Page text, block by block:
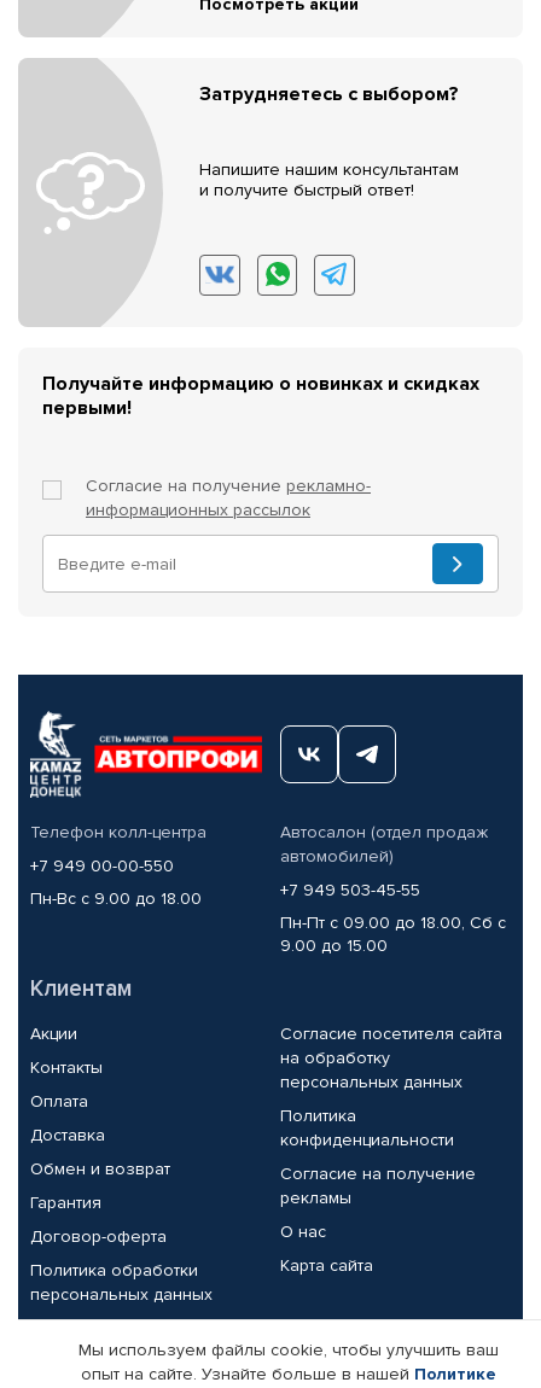
Затрудняетесь с выбором?
Напишите нашим консультантам
и получите быстрый ответ!
Получайте информацию о новинках и скидках
первыми!
Согласие на получение рекламно-
информационных рассылок
Телефон колл-центра
+7 949 00-00-550
Пн-Вс с 9.00 до 18.00
Автосалон (отдел продаж
автомобилей)
+7 949 503-45-55
Пн-Пт с 09.00 до 18.00, Сб с
9.00 до 15.00
Клиентам
Акции
Контакты
Оплата
Доставка
Обмен и возврат
Гарантия
Договор-оферта
Политика обработки
персональных данных
Согласие посетителя сайта
на обработку
персональных данных
Политика
конфиденциальности
Согласие на получение
рекламы
О нас
Карта сайта
Партнерам
Мы используем файлы cookie, чтобы улучшить ваш
опыт на сайте. Узнайте больше в нашей Политике